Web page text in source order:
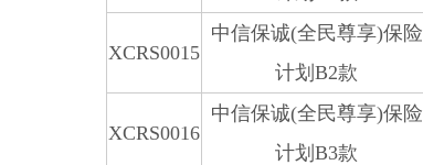
XCRS0015
中信保诚(全民尊享)保险
计划B2款
XCRS0016
中信保诚(全民尊享)保险
计划B3款